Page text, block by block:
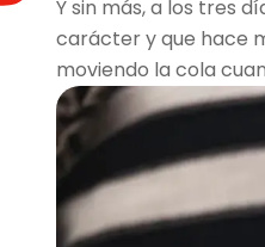
Y sin más, a los tres
carácter y que hace
moviendo la cola